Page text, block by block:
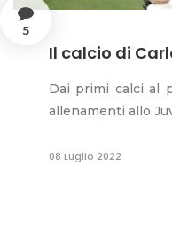
5
Il calcio di
Dai primi calci al
allenamenti allo
08 Luglio 2022